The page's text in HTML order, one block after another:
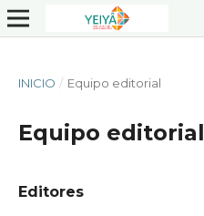
INICIO / Equipo editorial
Equipo editorial
Editores